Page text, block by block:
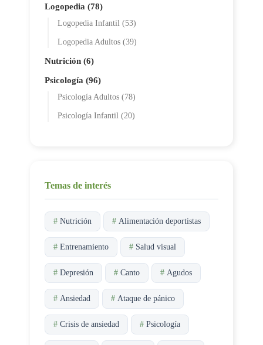
Logopedia (78)
Logopedia Infantil (53)
Logopedia Adultos (39)
Nutrición (6)
Psicología (96)
Psicología Adultos (78)
Psicología Infantil (20)
Temas de interés
# Nutrición # Alimentación deportistas
# Entrenamiento # Salud visual
# Depresión # Canto # Agudos
# Ansiedad # Ataque de pánico
# Crisis de ansiedad # Psicología